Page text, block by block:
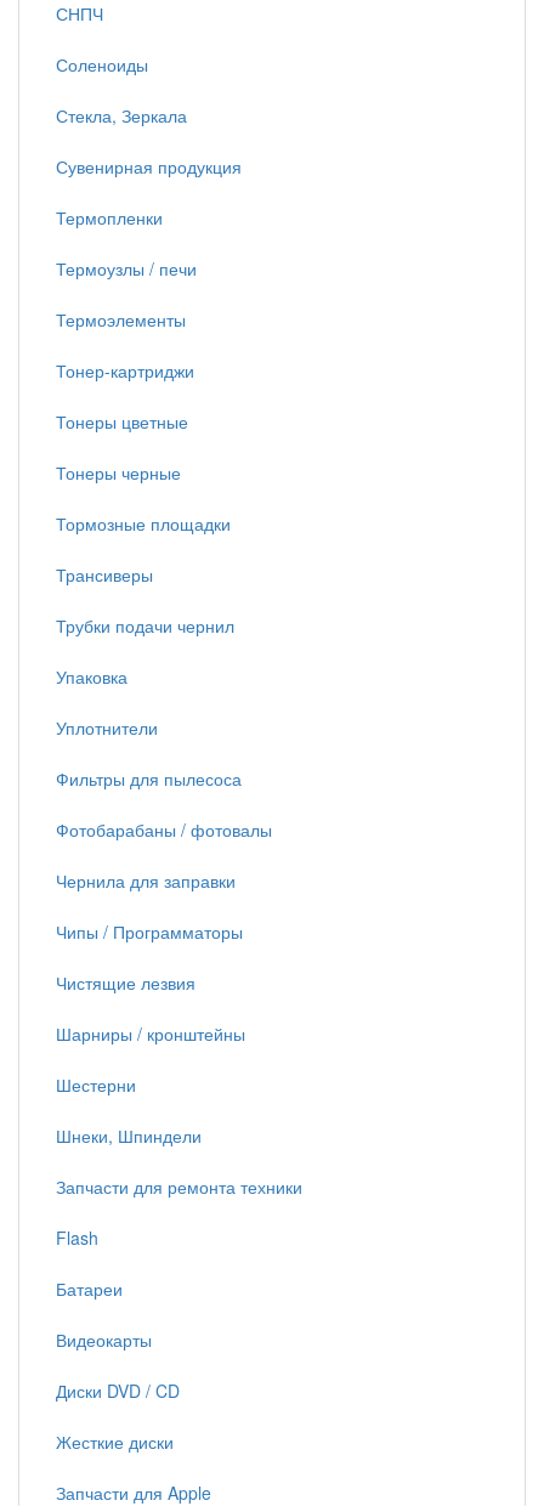
СНПЧ
Соленоиды
Стекла, Зеркала
Сувенирная продукция
Термопленки
Термоузлы / печи
Термоэлементы
Тонер-картриджи
Тонеры цветные
Тонеры черные
Тормозные площадки
Трансиверы
Трубки подачи чернил
Упаковка
Уплотнители
Фильтры для пылесоса
Фотобарабаны / фотовалы
Чернила для заправки
Чипы / Программаторы
Чистящие лезвия
Шарниры / кронштейны
Шестерни
Шнеки, Шпиндели
Запчасти для ремонта техники
Flash
Батареи
Видеокарты
Диски DVD / CD
Жесткие диски
Запчасти для Apple